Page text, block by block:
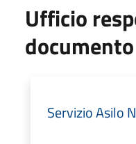
Ufficio
documento
Servizio Asilo